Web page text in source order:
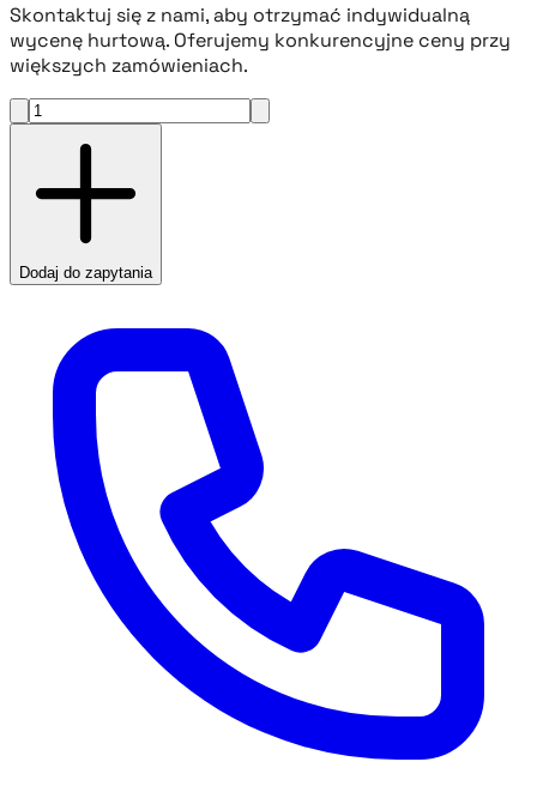
Skontaktuj się z nami, aby otrzymać indywidualną
wycenę hurtową. Oferujemy konkurencyjne ceny przy
większych zamówieniach.
Dodaj do zapytania